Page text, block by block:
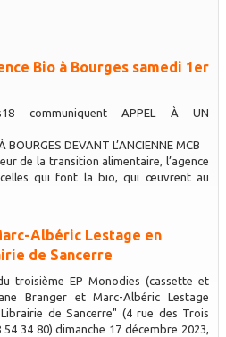
Bio à Bourges samedi 1er
communiquent APPEL À UN
DEVANT L’ANCIENNE MCB
de la transition alimentaire, l’agence
qui font la bio, qui œuvrent au
Albéric Lestage en
de Sancerre
troisième EP Monodies (cassette et
Branger et Marc-Albéric Lestage
de Sancerre" (4 rue des Trois
34 80) dimanche 17 décembre 2023,